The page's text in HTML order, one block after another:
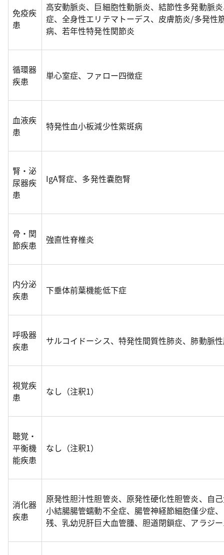
免疫疾
患
高安動脈炎、巨細胞性動脈炎、結節性多発動脈
症、全身性エリテマトーデス、皮膚筋炎/多発性
病、若年性特発性関節炎
循環器
疾患
単心室症、ファロー四徴症
血液疾
患
特発性血小板減少性紫斑病
腎・泌
尿器疾
患
IgA腎症、多発性嚢胞腎
骨・関
節疾患
強直性脊椎炎
内分泌
疾患
下垂体前葉機能低下症
呼吸器
疾患
サルコイドーシス、特発性間質性肺炎、肺動脈
視覚疾
患
なし（注釈1）
聴覚・
平衡機
能疾患
なし（注釈1）
消化器
疾患
原発性胆汁性胆管炎、原発性硬化性胆管炎、自
小結腸腸管蠕動不全症、腸管神経節細胞僅少症
残、乳幼児肝巨大血管腫、胆道閉鎖症、アラジ